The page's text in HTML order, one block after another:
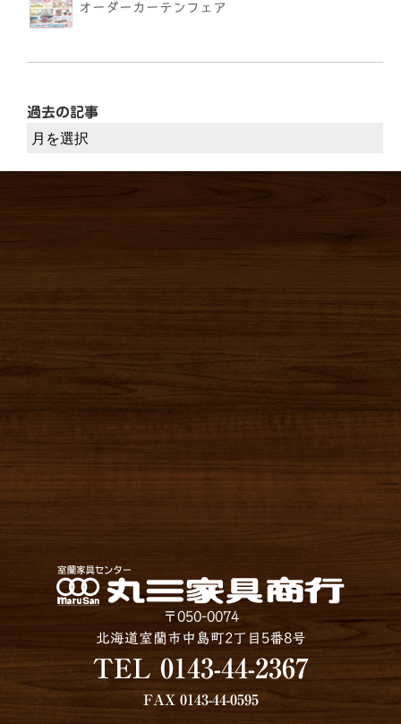
オーダーカーテンフェア
過去の記事
〒050-0074
北海道室蘭市中島町2丁目5番8号
TEL 0143-44-2367
FAX 0143-44-0595